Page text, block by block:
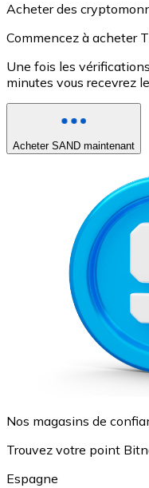
Acheter des
Commencez à acheter
Une fois les
minutes vous recevrez
Acheter SAND maintenant
Nos magasins de
Trouvez votre point
Espagne